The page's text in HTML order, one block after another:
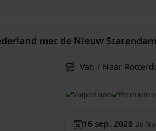
met de Nieuw Statendam
Van / Naar
Volpension Premium
16 sep. 2028 28